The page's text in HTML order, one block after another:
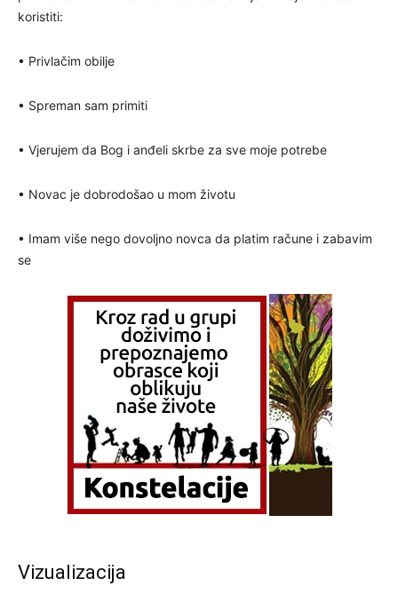
koristiti:
• Privlačim obilje
• Spreman sam primiti
• Vjerujem da Bog i anđeli skrbe za sve moje potrebe
• Novac je dobrodošao u mom životu
• Imam više nego dovoljno novca da platim račune i zabavim
se
Vizualizacija